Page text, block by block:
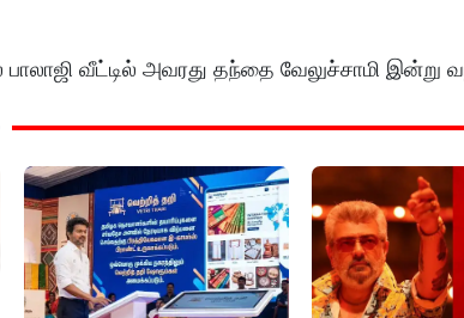
வீட்டில் அவரது தந்தை வேலுச்சாமி இன்று